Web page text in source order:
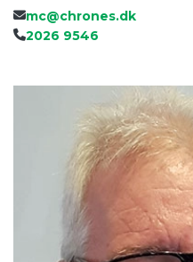
mc@chrones.dk
2026 9546